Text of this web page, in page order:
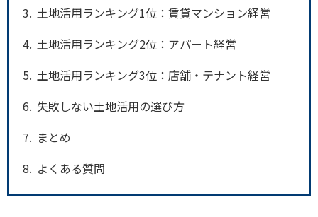
3 土地活用ランキング1位：賃貸マンション経営
4 土地活用ランキング2位：アパート経営
5 土地活用ランキング3位：店舗・テナント経営
6 失敗しない土地活用の選び方
7
まとめ
8 よくある質問